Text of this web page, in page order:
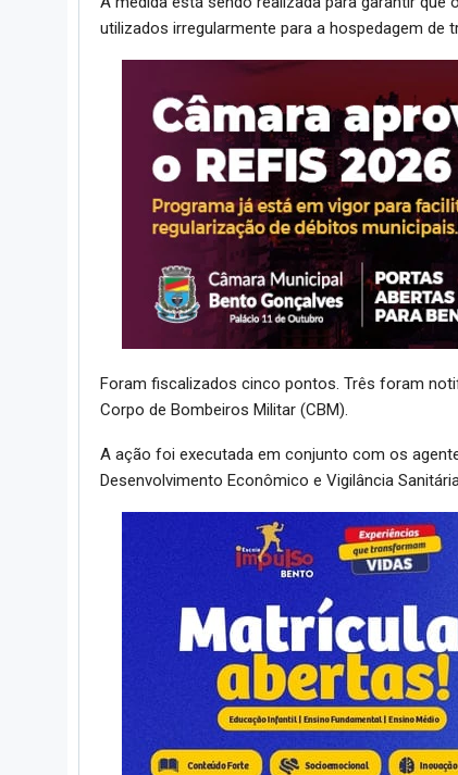
utilizados irregularmente para a hospedagem de
Foram fiscalizados cinco pontos. Três foram
Corpo de Bombeiros Militar (CBM).
A ação foi executada em conjunto com os
Desenvolvimento Econômico e Vigilância